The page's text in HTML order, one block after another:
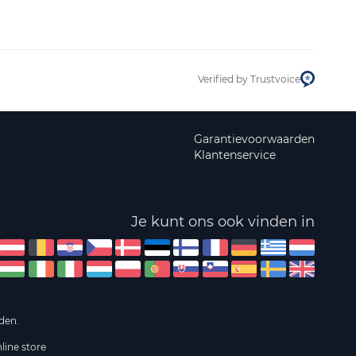
Verified by Trustvoice
Garantievoorwaarden
Klantenservice
Je kunt ons ook vinden in
store